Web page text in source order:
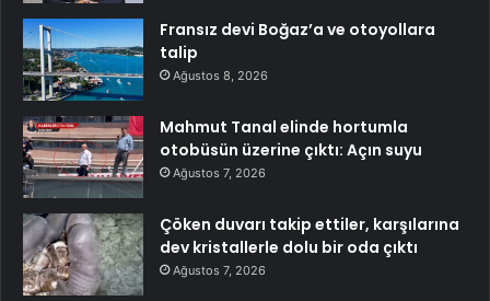
Fransız devi Boğaz’a ve otoyollara
talip
Ağustos 8, 2026
Mahmut Tanal elinde hortumla
otobüsün üzerine çıktı: Açın suyu
Ağustos 7, 2026
Çöken duvarı takip ettiler, karşılarına
dev kristallerle dolu bir oda çıktı
Ağustos 7, 2026